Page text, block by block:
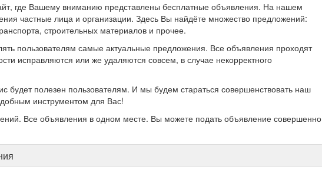
где Вашему вниманию представлены бесплатные объявления. На нашем
частные лица и организации. Здесь Вы найдёте множество предложений:
строительных материалов и прочее.
пользователям самые актуальные предложения. Все объявления проходят
исправляются или же удаляются совсем, в случае некорректного
будет полезен пользователям. И мы будем стараться совершенствовать наш
инструментом для Вас!
Все объявления в одном месте. Вы можете подать объявление совершенно